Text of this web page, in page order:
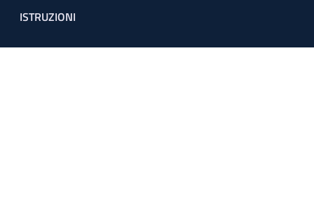
ISTRUZIONI